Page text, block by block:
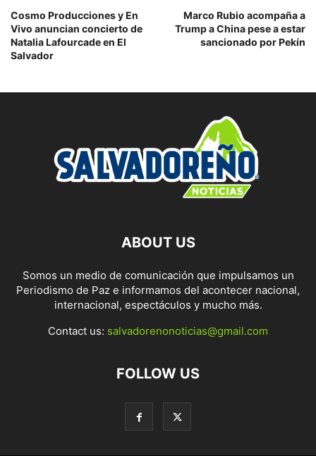
Cosmo Producciones y En
Vivo anuncian concierto de
Natalia Lafourcade en El
Salvador
Marco Rubio acompaña a
Trump a China pese a estar
sancionado por Pekín
ABOUT US
Somos un medio de comunicación que impulsamos un
Periodismo de Paz e informamos del acontecer nacional,
internacional, espectáculos y mucho más.
Contact us: salvadorenonoticias@gmail.com
FOLLOW US